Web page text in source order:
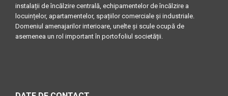
instalații de încălzire centrală, echipamentelor de încălzire a
locuințelor, apartamentelor, spațiilor comerciale și industriale.
Domeniul amenajarilor interioare, unelte și scule ocupă de
asemenea un rol important în portofoliul societății.